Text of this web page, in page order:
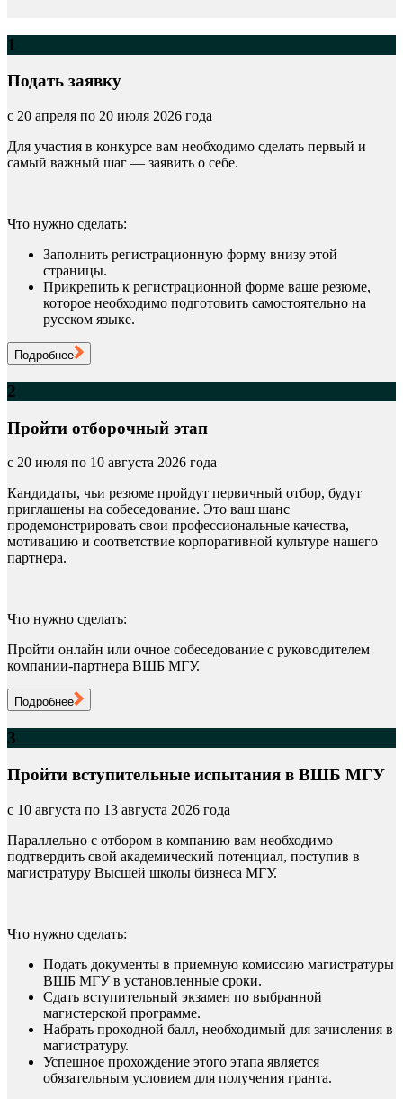
1
Подать заявку
с 20 апреля по 20 июля 2026 года
Для участия в конкурсе вам необходимо сделать первый и
самый важный шаг — заявить о себе.
Что нужно сделать:
Заполнить регистрационную форму внизу этой
страницы.
Прикрепить к регистрационной форме ваше резюме,
которое необходимо подготовить самостоятельно на
русском языке.
Подробнее
2
Пройти отборочный этап
с 20 июля по 10 августа 2026 года
Кандидаты, чьи резюме пройдут первичный отбор, будут
приглашены на собеседование. Это ваш шанс
продемонстрировать свои профессиональные качества,
мотивацию и соответствие корпоративной культуре нашего
партнера.
Что нужно сделать:
Пройти онлайн или очное собеседование с руководителем
компании-партнера ВШБ МГУ.
Подробнее
3
Пройти вступительные испытания в ВШБ МГУ
с 10 августа по 13 августа 2026 года
Параллельно с отбором в компанию вам необходимо
подтвердить свой академический потенциал, поступив в
магистратуру Высшей школы бизнеса МГУ.
Что нужно сделать:
Подать документы в приемную комиссию магистратуры
ВШБ МГУ в установленные сроки.
Сдать вступительный экзамен по выбранной
магистерской программе.
Набрать проходной балл, необходимый для зачисления в
магистратуру.
Успешное прохождение этого этапа является
обязательным условием для получения гранта.